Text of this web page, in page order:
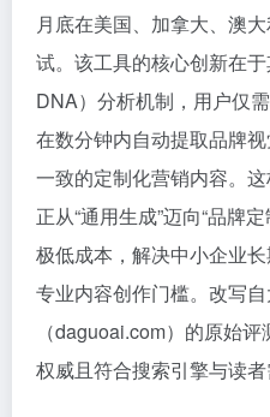
月底在美国、加拿大、澳
试。该工具的核心创新在
DNA）分析机制，用户仅
在数分钟内自动提取品牌
一致的定制化营销内容。
正从“通用生成”迈向“品牌
极低成本，解决中小企业
专业内容创作门槛。改写
（daguoai.com）的原始
权威且符合搜索引擎与读者